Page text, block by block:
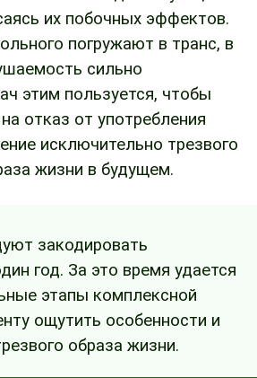
их побочных эффектов.
погружают в транс, в
сильно
этим пользуется, чтобы
отказ от употребления
исключительно трезвого
жизни в будущем.
закодировать
год. За это время удается
этапы комплексной
ощутить особенности и
образа жизни.